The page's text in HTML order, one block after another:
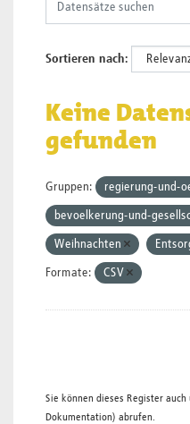
Sortieren nach
Keine
gefunden
Gruppen: regierung-und-
bevoelkerung-und-
Weihnachten
Formate: CSV
Sie können dieses Register auch
Dokumentation) abrufen.